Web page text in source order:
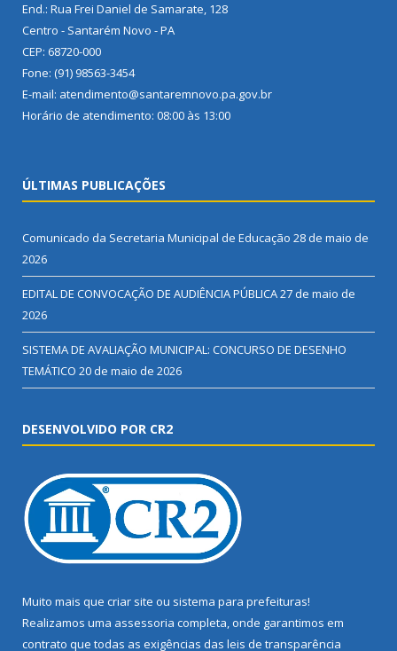
End.: Rua Frei Daniel de Samarate, 128
Centro - Santarém Novo - PA
CEP: 68720-000
Fone: (91) 98563-3454
E-mail: atendimento@santaremnovo.pa.gov.br
Horário de atendimento: 08:00 às 13:00
ÚLTIMAS PUBLICAÇÕES
Comunicado da Secretaria Municipal de Educação 28 de maio de
2026
EDITAL DE CONVOCAÇÃO DE AUDIÊNCIA PÚBLICA27 de maio de
2026
SISTEMA DE AVALIAÇÃO MUNICIPAL: CONCURSO DE DESENHO
TEMÁTICO 20 de maio de 2026
DESENVOLVIDO POR CR2
Muito mais que criar site ou sistema para prefeituras!
Realizamos uma assessoria completa, onde garantimos em
contrato que todas as exigências das leis de transparência